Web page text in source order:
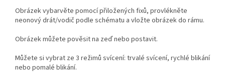
Obrázek vybarvěte pomocí přiložených fixů, provlékněte
neonový drát/vodič podle schématu a vložte obrázek do rámu.
Obrázek můžete pověsit na zeď nebo postavit.
Můžete si vybrat ze 3 režimů svícení: trvalé svícení, rychlé blikání
nebo pomalé blikání.